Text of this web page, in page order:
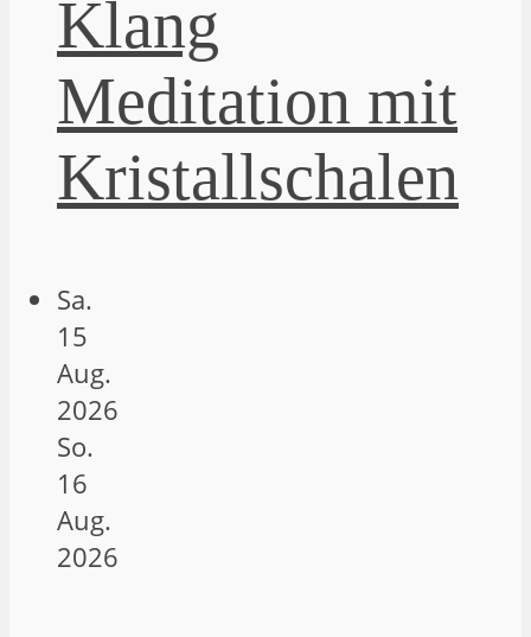
Klang
Meditation mit
Kristallschalen
Sa.
15
Aug.
2026
So.
16
Aug.
2026